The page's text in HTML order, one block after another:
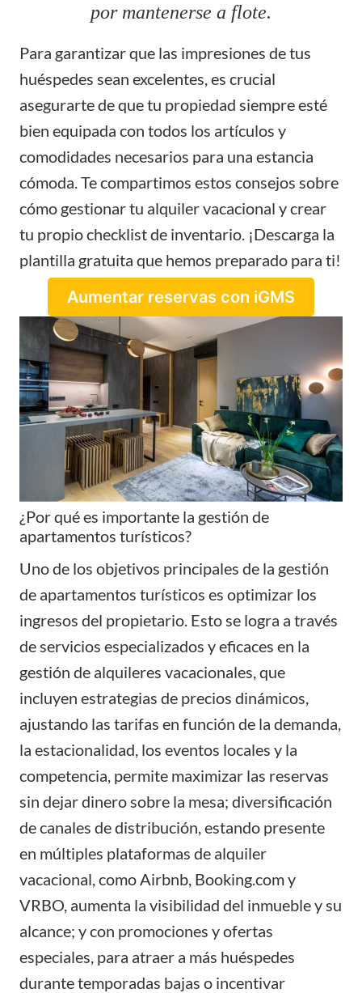
por mantenerse a flote.
Para garantizar que las impresiones de tus
huéspedes sean excelentes, es crucial
asegurarte de que tu propiedad siempre esté
bien equipada con todos los artículos y
comodidades necesarios para una estancia
cómoda. Te compartimos estos consejos sobre
cómo gestionar tu alquiler vacacional y crear
tu propio checklist de inventario. ¡Descarga la
plantilla gratuita que hemos preparado para ti!
Aumentar reservas con iGMS
¿Por qué es importante la gestión de
apartamentos turísticos?
Uno de los objetivos principales de la gestión
de apartamentos turísticos es optimizar los
ingresos del propietario. Esto se logra a través
de servicios especializados y eficaces en la
gestión de alquileres vacacionales, que
incluyen estrategias de precios dinámicos
ajustando las tarifas en función de la demanda,
la estacionalidad, los eventos locales y la
competencia, permite maximizar las reservas
sin dejar dinero sobre la mesa; diversificación
de canales de distribución , estando presente
en múltiples plataformas de alquiler
vacacional, como Airbnb, Booking.com y
VRBO, aumenta la visibilidad del inmueble y su
alcance; y con promociones y ofertas
especiales , para atraer a más huéspedes
durante temporadas bajas o incentivar